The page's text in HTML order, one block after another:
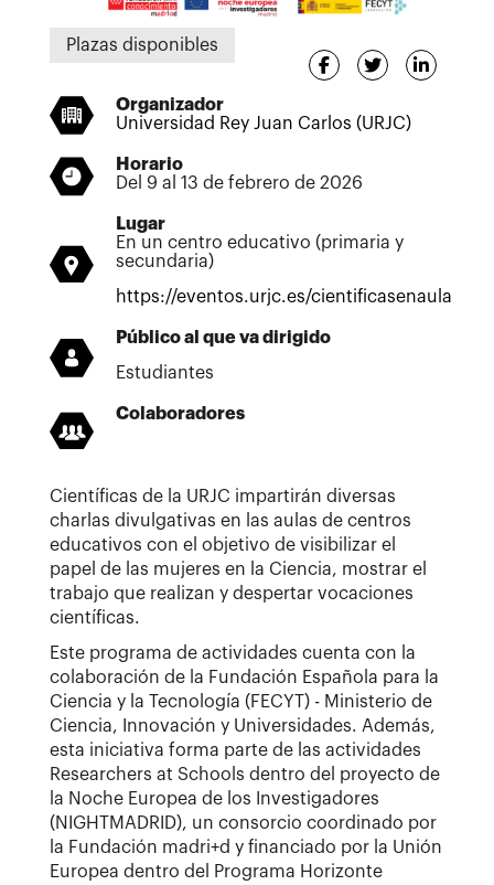
Plazas disponibles
Organizador
Universidad Rey Juan Carlos (URJC)
Horario
Del 9 al 13 de febrero de 2026
Lugar
En un centro educativo (primaria y
secundaria)
https://eventos.urjc.es/cientificasenaula
Público al que va dirigido
Estudiantes
Colaboradores
Científicas de la URJC impartirán diversas
charlas divulgativas en las aulas de centros
educativos con el objetivo de visibilizar el
papel de las mujeres en la Ciencia, mostrar el
trabajo que realizan y despertar vocaciones
científicas.
Este programa de actividades cuenta con la
colaboración de la Fundación Española para la
Ciencia y la Tecnología (FECYT) - Ministerio de
Ciencia, Innovación y Universidades. Además,
esta iniciativa forma parte de las actividades
Researchers at Schools dentro del proyecto de
la Noche Europea de los Investigadores
(NIGHTMADRID), un consorcio coordinado por
la Fundación madri+d y financiado por la Unión
Europea dentro del Programa Horizonte